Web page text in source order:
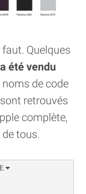
faut. Quelques
été vendu
noms de code
retrouvés
complète,
de tous.